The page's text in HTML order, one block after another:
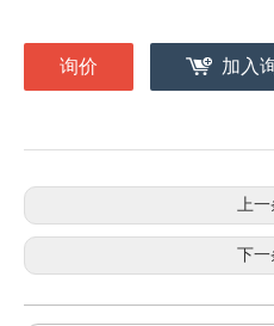
询价 加入
上一
下一